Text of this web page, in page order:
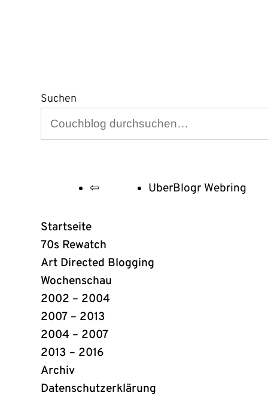
Suchen
UberBlogr
Webring
Links
⇦ UberBlogr Webring
Startseite
70s Rewatch
Art Directed Blogging
Wochenschau
2002 – 2004
2007 – 2013
2004 – 2007
2013 – 2016
Archiv
Datenschutzerklärung